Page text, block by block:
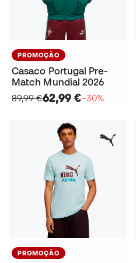
PROMOÇÃO
Casaco Portugal Pre-
Match Mundial 2026
89,99 €62,99 €−30%
PROMOÇÃO